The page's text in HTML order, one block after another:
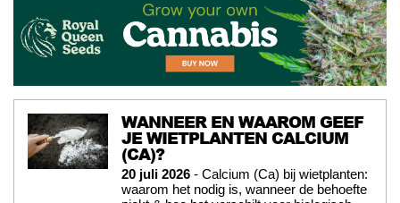
WANNEER EN WAAROM GEEF
JE WIETPLANTEN CALCIUM
(CA)?
20 juli 2026 - Calcium (Ca) bij wietplanten:
waarom het nodig is, wanneer de behoefte